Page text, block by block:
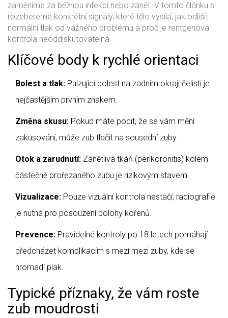
zaměníme za běžnou infekci nebo zánět. V tomto článku si
rozebereme konkrétní signály, které tělo vysílá, jak odlišit
normální tlak od vážného problému a proč je rentgenová
kontrola neoddiskutovatelná.
Klíčové body k rychlé orientaci
Bolest a tlak: Pulzující bolest na zadním okraji čelisti je
nejčastějším prvním znakem.
Změna skusu: Pokud máte pocit, že se vám mění
zakusování, může zub tlačit na sousední zuby.
Otok a zarudnutí: Zánětlivá tkáň (perikoronitis) kolem
částečně prořezaného zubu je rizikovým stavem.
Vizualizace: Pouze vizuální kontrola nestačí; radiografie
je nutná pro posouzení polohy kořenů.
Prevence: Pravidelné kontroly po 18 letech pomáhají
předcházet komplikacím s mezí mezi zuby, kde se
hromadí plak.
Typické příznaky, že vám roste
zub moudrosti